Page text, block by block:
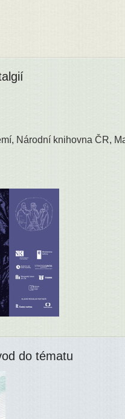
Národní knihovna ČR,
do tématu